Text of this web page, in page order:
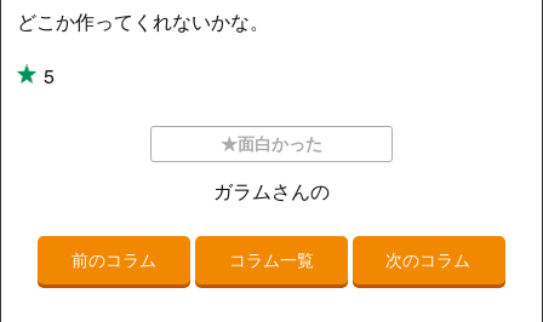
どこか作ってくれないかな。
5
★面白かった
ガラムさんの
前のコラム コラム一覧 次のコラム